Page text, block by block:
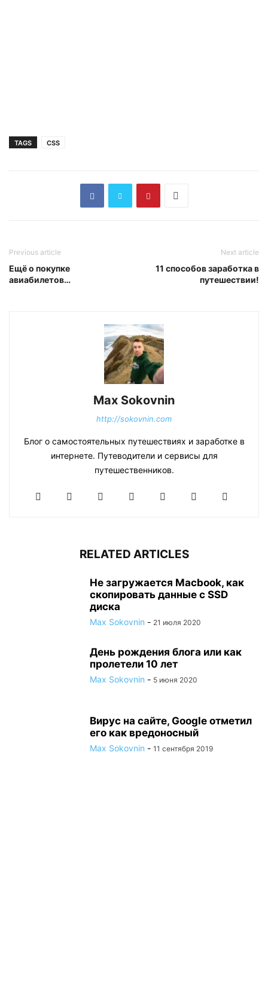
TAGS CSS
Previous article
Ещё о покупке
авиабилетов…
Next article
11 способов заработка в
путешествии!
Max Sokovnin
http://sokovnin.com
Блог о самостоятельных путешествиях и заработке в
интернете. Путеводители и сервисы для
путешественников.
RELATED ARTICLES
Не загружается Macbook, как
скопировать данные с SSD
диска
Max Sokovnin - 21 июля 2020
День рождения блога или как
пролетели 10 лет
Max Sokovnin - 5 июня 2020
Вирус на сайте, Google отметил
его как вредоносный
Max Sokovnin - 11 сентября 2019